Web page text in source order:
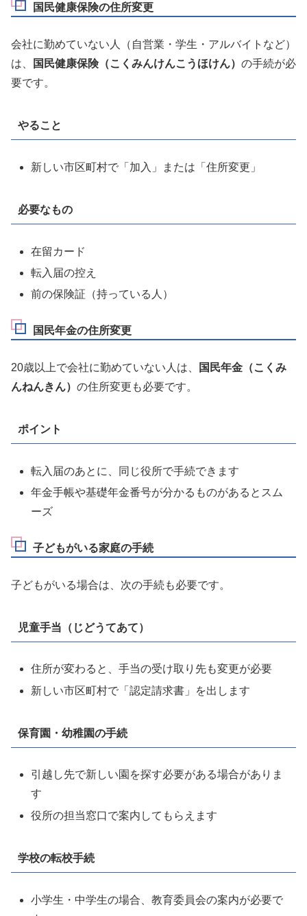
国民健康保険の住所変更
会社に勤めていない人（自営業・学生・アルバイトなど）
は、
国民健康保険（こくみんけんこうほけん） の手続が必
要です。
やること
新しい市区町村で「加入」または「住所変更」
必要なもの
在留カード
転入届の控え
前の保険証（持っている人）
国民年金の住所変更
20歳以上で会社に勤めていない人は、
国民年金（こくみ
んねんきん） の住所変更も必要です。
ポイント
転入届のあとに、同じ役所で手続できます
年金手帳や基礎年金番号が分かるものがあるとスム
ーズ
子どもがいる家庭の手続
子どもがいる場合は、次の手続も必要です。
児童手当（じどうてあて）
住所が変わると、手当の受け取り先も変更が必要
新しい市区町村で「認定請求書」を出します
保育園・幼稚園の手続
引越し先で新しい園を探す必要がある場合がありま
す
役所の担当窓口で案内してもらえます
学校の転校手続
小学生・中学生の場合、教育委員会の案内が必要で